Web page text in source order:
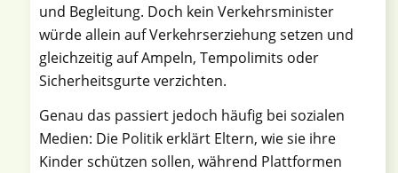
und Begleitung. Doch kein Verkehrsminister
würde allein auf Verkehrserziehung setzen und
gleichzeitig auf Ampeln, Tempolimits oder
Sicherheitsgurte verzichten.
Genau das passiert jedoch häufig bei sozialen
Medien: Die Politik erklärt Eltern, wie sie ihre
Kinder schützen sollen, während Plattformen